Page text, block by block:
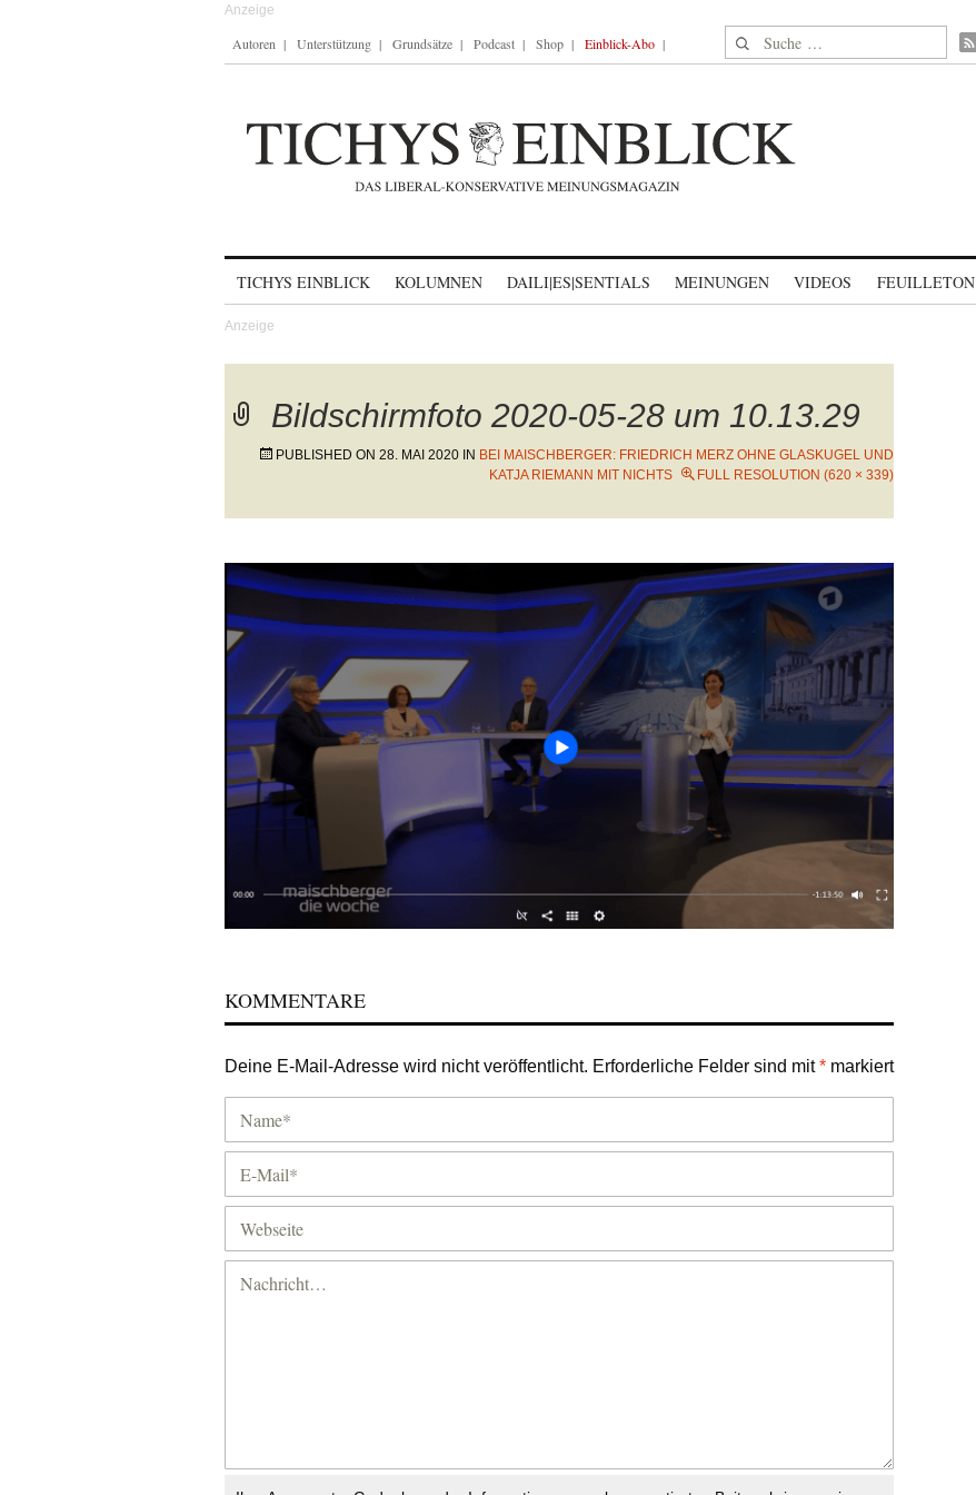
Autoren Unterstützung Grundsätze Podcast Shop Einblick-Abo Suche nach:
TICHYS EINBLICK KOLUMNEN DAILI|ES|SENTIALS MEINUNGEN VIDEOS FEUILLETON
Bildschirmfoto 2020-05-28 um 10.13.29
PUBLISHED ON 28. MAI 2020 IN BEI MAISCHBERGER: FRIEDRICH MERZ OHNE GLASKUGEL UND
KATJA RIEMANN MIT NICHTS
FULL RESOLUTION (620 × 339)
KOMMENTARE
Deine E-Mail-Adresse wird nicht veröffentlicht. Erforderliche Felder sind mit* markiert